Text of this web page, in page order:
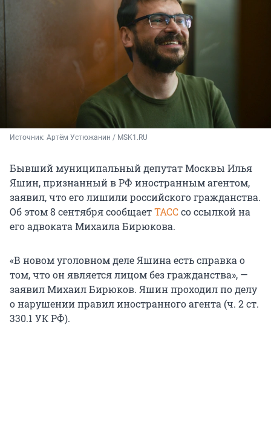
Источник: Артём Устюжанин / MSK1.RU
Бывший муниципальный депутат Москвы Илья
Яшин, признанный в РФ иностранным агентом,
заявил, что его лишили российского гражданства.
Об этом 8 сентября сообщаетТАССсо ссылкой на
его адвоката Михаила Бирюкова.
«В новом уголовном деле Яшина есть справка о
том, что он является лицом без гражданства», —
заявил Михаил Бирюков. Яшин проходил по делу
о нарушении правил иностранного агента (ч. 2 ст.
330.1 УК РФ).